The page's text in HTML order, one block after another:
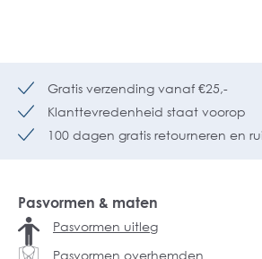
Gratis verzending vanaf €25,-
Klanttevredenheid staat voorop
100 dagen gratis retourneren en
Pasvormen & maten
Pasvormen uitleg
Pasvormen overhemden